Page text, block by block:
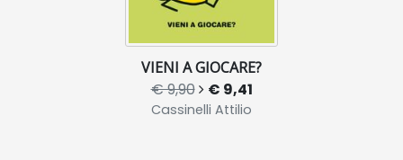
VIENI A GIOCARE?
€ 9,90 € 9,41
Cassinelli Attilio